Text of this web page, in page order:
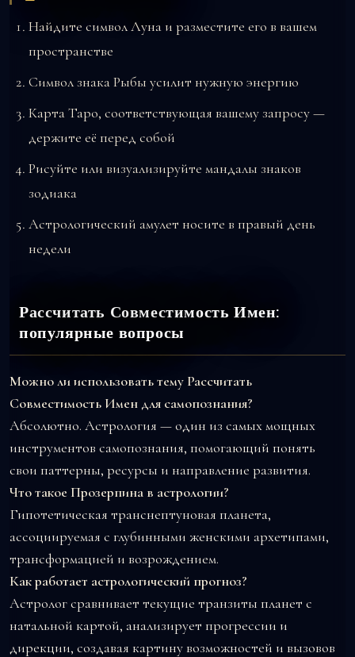
Найдите символ Луна и разместите его в вашем
пространстве
Символ знака Рыбы усилит нужную энергию
Карта Таро, соответствующая вашему запросу —
держите её перед собой
Рисуйте или визуализируйте мандалы знаков
зодиака
Астрологический амулет носите в правый день
недели
Рассчитать Совместимость Имен:
популярные вопросы
Можно ли использовать тему Рассчитать
Совместимость Имен для самопознания?
Абсолютно. Астрология — один из самых мощных
инструментов самопознания, помогающий понять
свои паттерны, ресурсы и направление развития.
Что такое Прозерпина в астрологии?
Гипотетическая транснептуновая планета,
ассоциируемая с глубинными женскими архетипами,
трансформацией и возрождением.
Как работает астрологический прогноз?
Астролог сравнивает текущие транзиты планет с
натальной картой, анализирует прогрессии и
дирекции, создавая картину возможностей и вызовов